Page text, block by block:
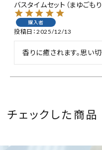
バスタイムセット（まゆごもり
購入者
投稿日 2025/12/13
香りに癒されます。思い切
チェックした商品